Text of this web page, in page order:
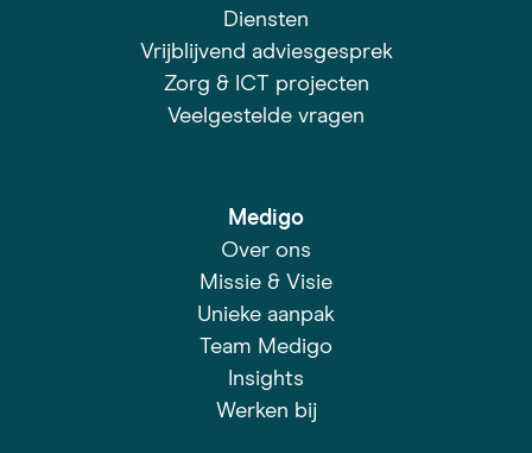
Diensten
Vrijblijvend adviesgesprek
Zorg & ICT projecten
Veelgestelde vragen
Medigo
Over ons
Missie & Visie
Unieke aanpak
Team Medigo
Insights
Werken bij